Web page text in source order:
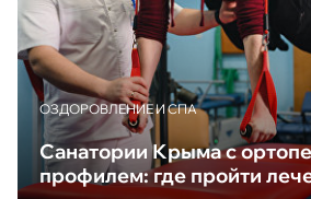
ОЗДОРОВЛЕНИЕ И СПА
Санатории Крыма с
профилем: где пройти